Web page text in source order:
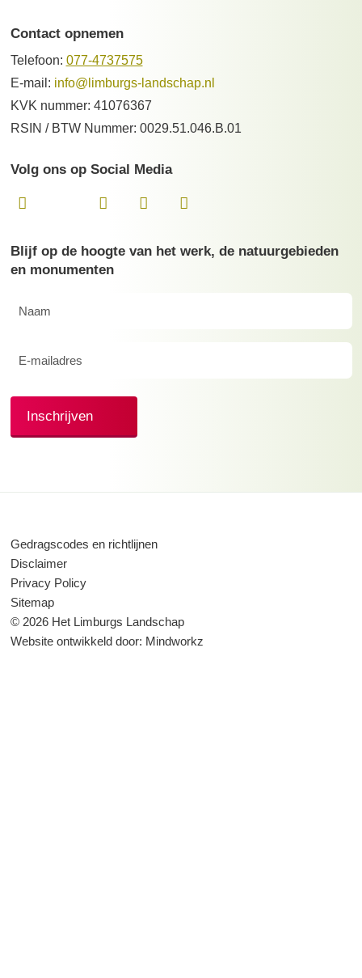
Contact opnemen
Telefoon: 077-4737575
E-mail: info@limburgs-landschap.nl
KVK nummer: 41076367
RSIN / BTW Nummer: 0029.51.046.B.01
Volg ons op Social Media
Blijf op de hoogte van het werk, de natuurgebieden
en monumenten
(Vereist)
Inschrijven
Gedragscodes en richtlijnen
Disclaimer
Privacy Policy
Sitemap
© 2026 Het Limburgs Landschap
Website ontwikkeld door: Mindworkz